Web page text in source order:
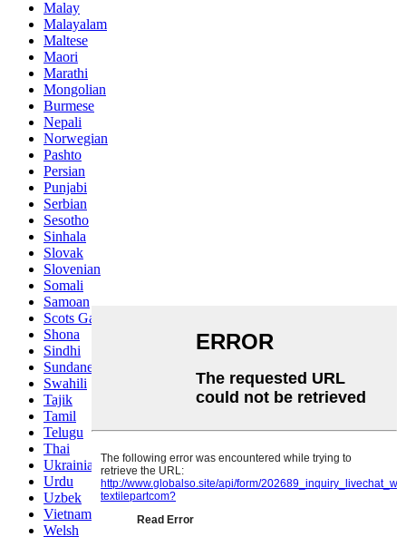
Malay
Malayalam
Maltese
Maori
Marathi
Mongolian
Burmese
Nepali
Norwegian
Pashto
Persian
Punjabi
Serbian
Sesotho
Sinhala
Slovak
Slovenian
Somali
Samoan
Scots Gaelic
Shona
Sindhi
Sundanese
Swahili
Tajik
Tamil
Telugu
Thai
Ukrainian
Urdu
Uzbek
Vietnamese
Welsh